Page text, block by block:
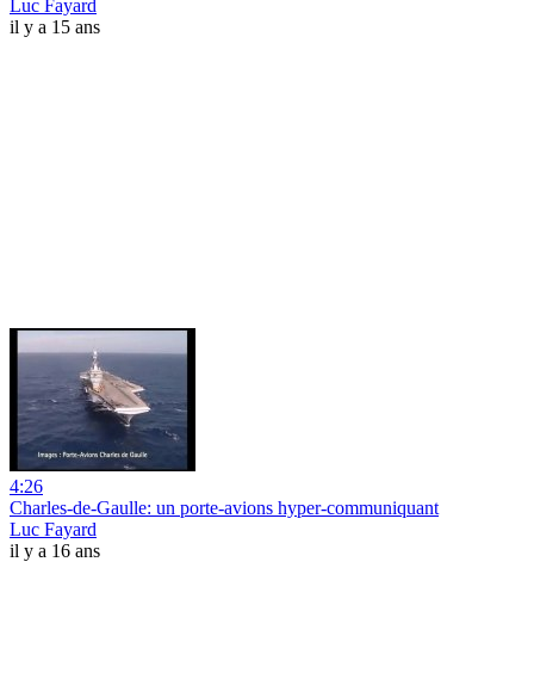
Luc Fayard
il y a 15 ans
4:26
Charles-de-Gaulle: un porte-avions hyper-communiquant
Luc Fayard
il y a 16 ans